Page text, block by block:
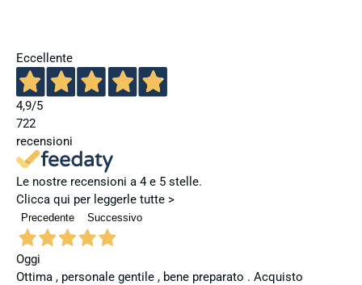
Eccellente
4,9/5
722
recensioni
Le nostre recensioni a 4 e 5 stelle.
Clicca qui per leggerle tutte >
Precedente Successivo
Oggi
Ottima , personale gentile , bene preparato . Acquisto